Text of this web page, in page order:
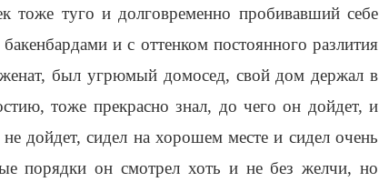
тоже туго и долговременно пробивавший себе
и с оттенком постоянного разлития
был угрюмый домосед, свой дом держал в
тоже прекрасно знал, до чего он дойдет, и
дойдет, сидел на хорошем месте и сидел очень
порядки он смотрел хоть и не без желчи, но